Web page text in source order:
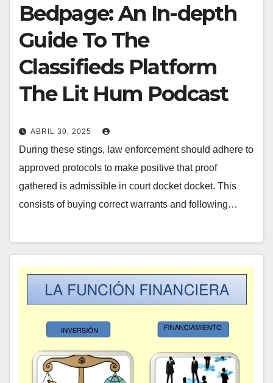
Bedpage: An In-depth
Guide To The
Classifieds Platform
The Lit Hum Podcast
ABRIL 30, 2025
During these stings, law enforcement should adhere to
approved protocols to make positive that proof
gathered is admissible in court docket docket. This
consists of buying correct warrants and following…